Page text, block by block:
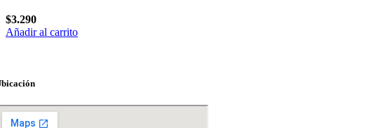
$3.290
Añadir al carrito